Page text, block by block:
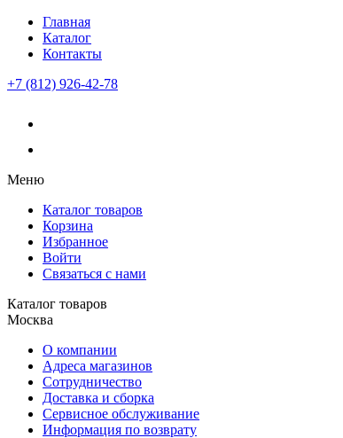
Главная
Каталог
Контакты
+7 (812) 926-42-78
Меню
Каталог товаров
Корзина
Избранное
Войти
Связаться с нами
Каталог товаров
Москва
О компании
Адреса магазинов
Сотрудничество
Доставка и сборка
Сервисное обслуживание
Информация по возврату